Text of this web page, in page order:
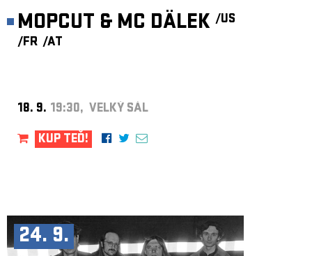
MOPCUT & MC DÄLEK /US
/FR /AT
18. 9. 19:30, VELKÝ SÁL
KUP TEĎ!
24. 9.